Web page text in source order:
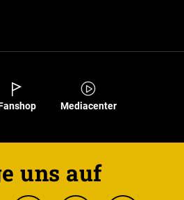
Mediacenter
uns auf